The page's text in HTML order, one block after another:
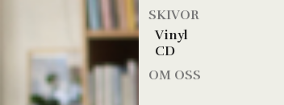
SKIVOR
Vinyl
CD
OM OSS